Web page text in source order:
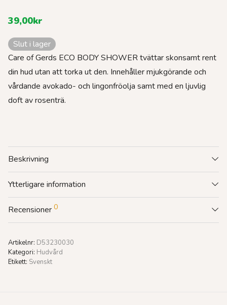
39,00kr
Slut i lager
Care of Gerds ECO BODY SHOWER tvättar skonsamt rent
din hud utan att torka ut den. Innehåller mjukgörande och
vårdande avokado- och lingonfröolja samt med en ljuvlig
doft av rosenträ.
Beskrivning
Ytterligare information
Recensioner 0
Artikelnr: D53230030
Kategori: Hudvård
Etikett: Svenskt